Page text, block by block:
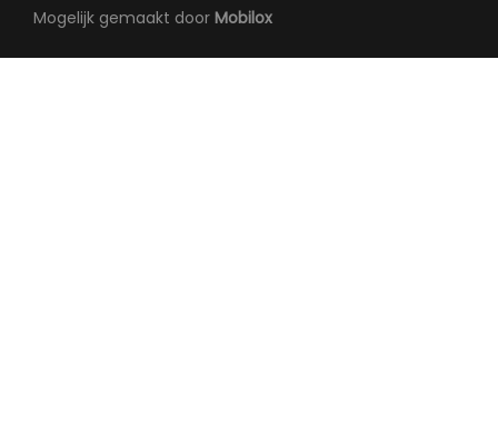
Elektrisch verstelb. bestuurdersstoel met
Mogelijk gemaakt door Mobilox